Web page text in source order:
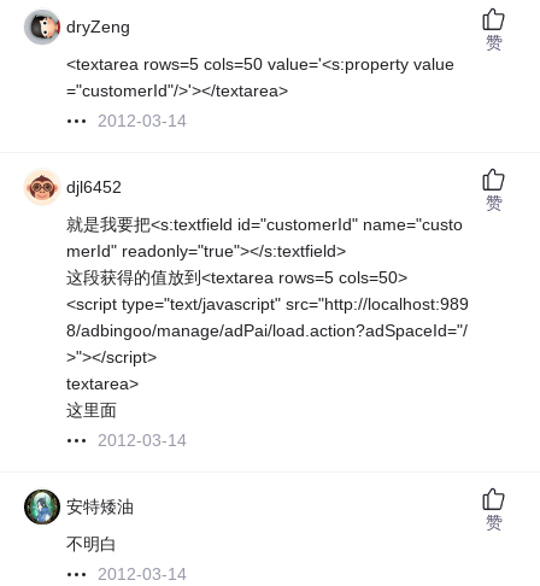
dryZeng
<textarea rows=5 cols=50 value='<s:property value
="customerId"/>'></textarea>
2012-03-14
赞
djl6452
就是我要把<s:textfield id="customerId" name="custo
merId" readonly="true"></s:textfield>
这段获得的值放到<textarea rows=5 cols=50>
<script type="text/javascript" src="http://localhost:989
8/adbingoo/manage/adPai/load.action?adSpaceId="/
>"></script>
textarea>
这里面
2012-03-14
赞
安特矮油
不明白
2012-03-14
赞